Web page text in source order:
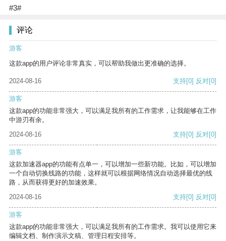
#3#
评论
游客
这款app的用户评论非常真实，可以帮助我做出更准确的选择。
2024-08-16 支持[0] 反对[0]
游客
这款app的功能非常强大，可以满足我所有的工作需求，让我能够在工作
中游刃有余。
2024-08-16
支持[0] 反对[0]
游客
这款加速器app的功能有点单一，可以增加一些新功能。比如，可以增加
一个自动切换线路的功能，这样就可以根据网络情况自动选择最优的线
路，从而获得更好的加速效果。
2024-08-16
支持[0] 反对[0]
游客
这款app的功能非常强大，可以满足我所有的工作需求。我可以使用它来
编辑文档、制作演示文稿、管理日程安排等。